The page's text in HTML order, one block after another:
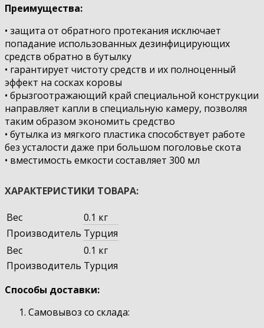
Преимущества:
• защита от обратного протекания исключает
попадание использованных дезинфицирующих
средств обратно в бутылку
• гарантирует чистоту средств и их полноценный
эффект на сосках коровы
• брызгоотражающий край специальной конструкции
направляет капли в специальную камеру, позволяя
таким образом экономить средство
• бутылка из мягкого пластика способствует работе
без усталости даже при большом поголовье скота
• вместимость емкости составляет 300 мл
ХАРАКТЕРИСТИКИ ТОВАРА:
Вес
0.1 кг
Производитель Турция
Вес
0.1 кг
Производитель Турция
Способы доставки:
Самовывоз со склада: